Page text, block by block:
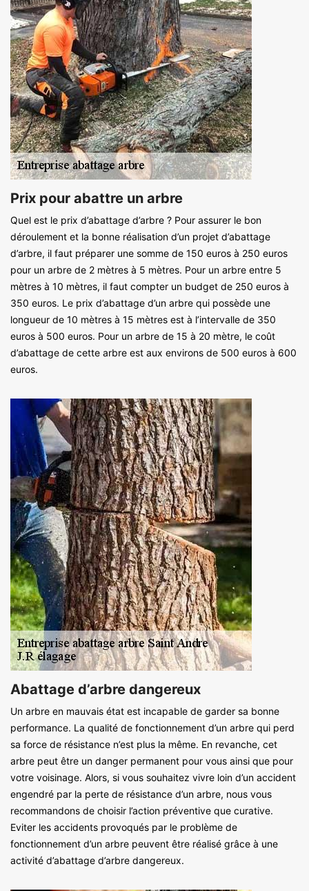
Prix pour abattre un arbre
Quel est le prix d’abattage d’arbre ? Pour assurer le bon
déroulement et la bonne réalisation d’un projet d’abattage
d’arbre, il faut préparer une somme de 150 euros à 250 euros
pour un arbre de 2 mètres à 5 mètres. Pour un arbre entre 5
mètres à 10 mètres, il faut compter un budget de 250 euros à
350 euros. Le prix d’abattage d’un arbre qui possède une
longueur de 10 mètres à 15 mètres est à l’intervalle de 350
euros à 500 euros. Pour un arbre de 15 à 20 mètre, le coût
d’abattage de cette arbre est aux environs de 500 euros à 600
euros.
Abattage d’arbre dangereux
Un arbre en mauvais état est incapable de garder sa bonne
performance. La qualité de fonctionnement d’un arbre qui perd
sa force de résistance n’est plus la même. En revanche, cet
arbre peut être un danger permanent pour vous ainsi que pour
votre voisinage. Alors, si vous souhaitez vivre loin d’un accident
engendré par la perte de résistance d’un arbre, nous vous
recommandons de choisir l’action préventive que curative.
Eviter les accidents provoqués par le problème de
fonctionnement d’un arbre peuvent être réalisé grâce à une
activité d’abattage d’arbre dangereux.